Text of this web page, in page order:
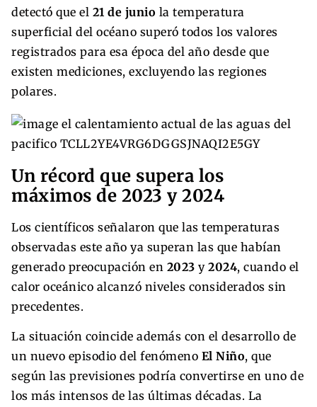
detectó que el 21 de junio la temperatura
superficial del océano superó todos los valores
registrados para esa época del año desde que
existen mediciones, excluyendo las regiones
polares.
Un récord que supera los
máximos de 2023 y 2024
Los científicos señalaron que las temperaturas
observadas este año ya superan las que habían
generado preocupación en 2023 y 2024, cuando el
calor oceánico alcanzó niveles considerados sin
precedentes.
La situación coincide además con el desarrollo de
un nuevo episodio del fenómeno El Niño, que
según las previsiones podría convertirse en uno de
los más intensos de las últimas décadas. La